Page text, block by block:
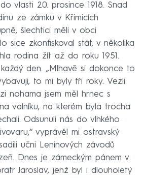
vlasti 20. prosince 1918. Snad
ze zámku v Křimicích
šlechtici měli v obci
sice zkonfiskoval stát, v několika
rodina žít až do roku 1951.
den. „Mlhavě si dokonce to
to mi byly tři roky. Vezli
nohama jsem měl hrnec s
valníku, na kterém byla trocha
Odsunuli nás do vlhkého
vyprávěl mi ostravský
učni Leninových závodů
Dnes je zámeckým pánem v
Jaroslav, jenž byl i dlouholetý